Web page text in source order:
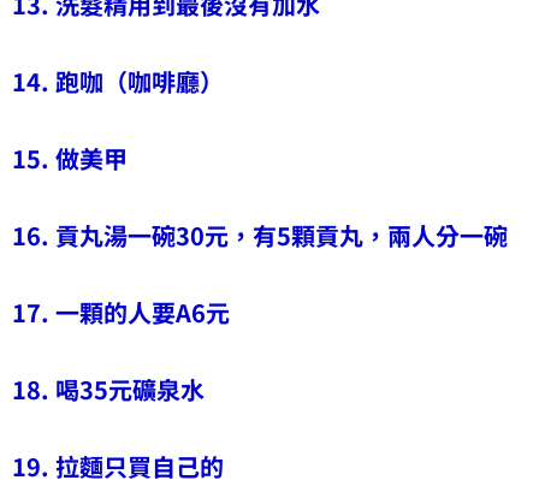
14. 跑咖（咖啡廳）
15. 做美甲
16. 貢丸湯一碗30元，有5顆貢丸，兩人分一碗
17. 一顆的人要A6元
18. 喝35元礦泉水
19. 拉麵只買自己的